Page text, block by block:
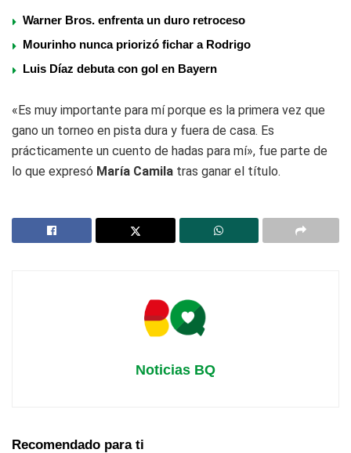
Warner Bros. enfrenta un duro retroceso
Mourinho nunca priorizó fichar a Rodrigo
Luis Díaz debuta con gol en Bayern
«Es muy importante para mí porque es la primera vez que
gano un torneo en pista dura y fuera de casa. Es
prácticamente un cuento de hadas para mí», fue parte de
lo que expresó María Camila tras ganar el título.
Noticias BQ
Recomendado para ti